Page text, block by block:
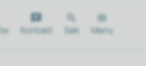
Kontakt Søk Meny